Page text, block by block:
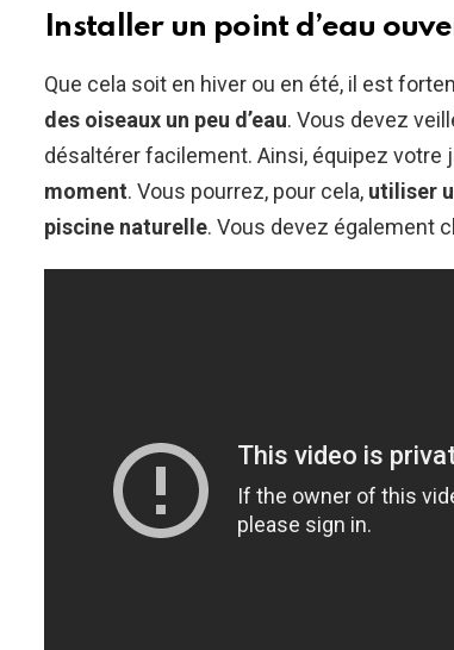
Installer un point d’eau
Que cela soit en hiver ou en été, il est
des oiseaux un peu d’eau. Vous devez
désaltérer facilement. Ainsi, équipez votre
moment. Vous pourrez, pour cela, utiliser
piscine naturelle. Vous devez également